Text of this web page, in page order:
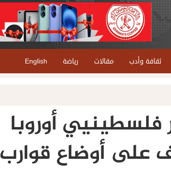
ثقافة وأدب مقالات رياضة English
فلسطينيي أوروبا
على أوضاع قوارب